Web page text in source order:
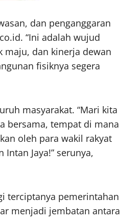
dan penganggaran
“Ini adalah wujud
maju, dan kinerja dewan
fisiknya segera
masyarakat. “Mari kita
bersama, tempat di mana
oleh para wakil rakyat
Jaya!” serunya,
terciptanya pemerintahan
menjadi jembatan antara